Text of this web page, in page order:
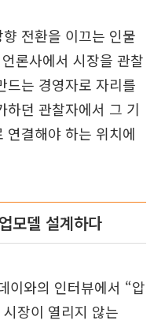
전환을 이끄는 인물
론사에서 시장을 관찰
드는 경영자로 자리를
하던 관찰자에서 그 기
연결해야 하는 위치에
모델 설계하다
이와의 인터뷰에서 “압
장이 열리지 않는